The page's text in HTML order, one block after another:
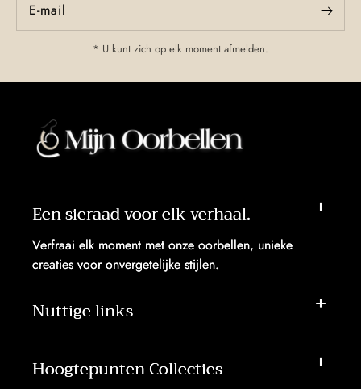
E‑mail
* U kunt zich op elk moment afmelden.
Een sieraad voor elk verhaal.
Verfraai elk moment met onze oorbellen, unieke
creaties voor onvergetelijke stijlen.
Nuttige links
Hoogtepunten Collecties